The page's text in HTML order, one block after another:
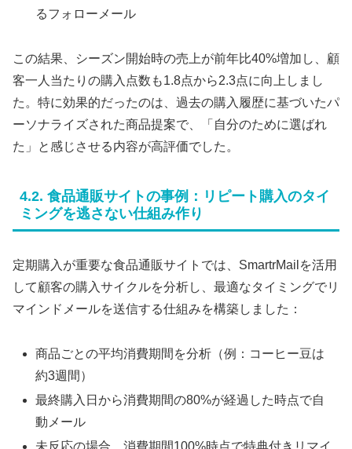
るフォローメール
この結果、シーズン開始時の売上が前年比40%増加し、顧
客一人当たりの購入点数も1.8点から2.3点に向上しまし
た。特に効果的だったのは、過去の購入履歴に基づいたパ
ーソナライズされた商品提案で、「自分のために選ばれ
た」と感じさせる内容が高評価でした。
4.2. 食品通販サイトの事例：リピート購入のタイ
ミングを逃さない仕組み作り
定期購入が重要な食品通販サイトでは、SmartrMailを活用
して顧客の購入サイクルを分析し、最適なタイミングでリ
マインドメールを送信する仕組みを構築しました：
商品ごとの平均消費期間を分析（例：コーヒー豆は
約3週間）
最終購入日から消費期間の80%が経過した時点で自
動メール